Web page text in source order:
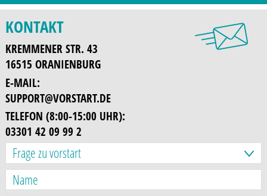
KONTAKT
KREMMENER STR. 43
16515 ORANIENBURG
E-MAIL:
SUPPORT@VORSTART.DE
TELEFON (8:00-15:00 UHR):
03301 42 09 99 2